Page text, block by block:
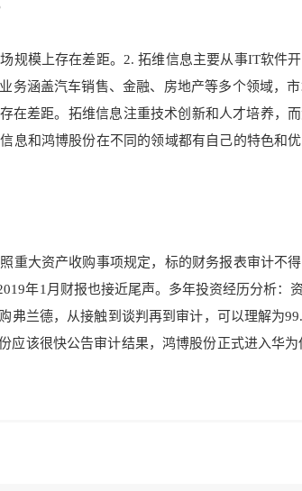
规模上存在差距。2. 拓维信息主要从事IT软件
务涵盖汽车销售、金融、房地产等多个领域，
在差距。拓维信息注重技术创新和人才培养，
息和鸿博股份在不同的领域都有自己的特色和
重大资产收购事项规定，标的财务报表审计不
年1月财报也接近尾声。多年投资经历分析：
弗兰德，从接触到谈判再到审计，可以理解为
应该很快公告审计结果，鸿博股份正式进入华